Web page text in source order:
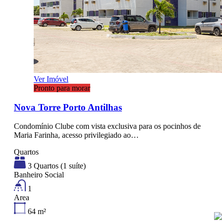
Ver Imóvel
Pronto para morar
Nova Torre Porto Antilhas
Condomínio Clube com vista exclusiva para os pocinhos de
Maria Farinha, acesso privilegiado ao…
Quartos
3 Quartos (1 suíte)
Banheiro Social
1
Area
64 m²